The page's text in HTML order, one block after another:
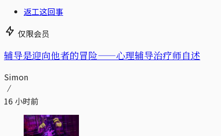
返工这回事
仅限会员
辅导是迎向他者的冒险——心理辅导治疗师自述
Simon
16 小时前